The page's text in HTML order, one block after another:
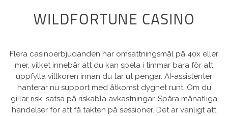
WILDFORTUNE CASINO
Flera casinoerbjudanden har omsättningsmål på 40x eller
mer, vilket innebär att du kan spela i timmar bara för att
uppfylla villkoren innan du tar ut pengar. AI-assistenter
hanterar nu support med åtkomst dygnet runt. Om du
gillar risk, satsa på riskabla avkastningar. Spåra månatliga
händelser för att få takten på sessioner. Det är vanligt att